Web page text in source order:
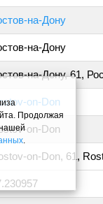
на-Дону
на-Дону
на-Дону, 61,
on-Don
on-Don
on-Don, 61,
Продолжая
нашей